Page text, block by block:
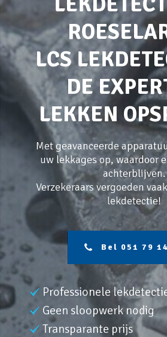
LCS
DE
LEKKEN
Met geavanceerde
uw lekkages op, waardoor
achterblijven.
Verzekeraars vergoeden
lekdetectie!
Bel 051 79
Professionele
Geen sloopwerk nodig
Transparante prijs